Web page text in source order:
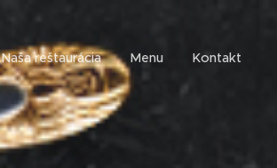
Naša reštaurácia Menu Kontakt